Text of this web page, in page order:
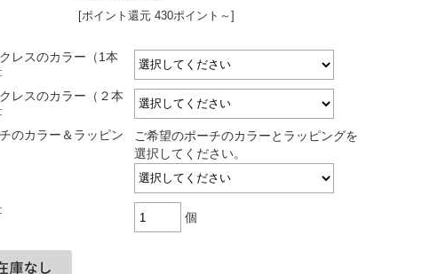
[ポイント還元 430ポイント～]
レスのカラー（1本
レスのカラー（２本
のカラー＆ラッピン
ご希望のポーチのカラーとラッピングを
選択してください。
個